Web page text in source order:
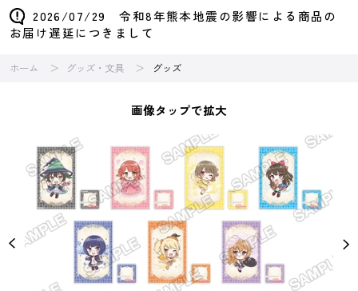
2026/07/29 令和8年熊本地震の影響による商品の
お届け遅延につきまして
ホーム グッズ・文具 グッズ
画像タップで拡大